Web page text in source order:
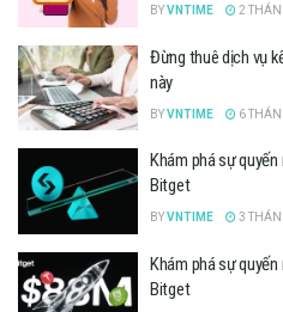
BYVNTIME 2
Đừng thuê dịch vụ
này
BYVNTIME 6
Khám phá sự
Bitget
BYVNTIME 3
Khám phá sự
Bitget